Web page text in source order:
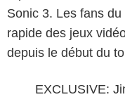
Sonic 3. Les fans
rapide des jeux
depuis le début du
EXCLUSIVE: